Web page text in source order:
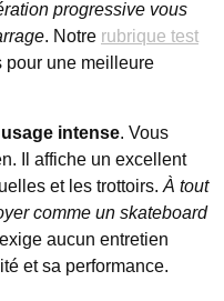
progressive vous
. Notre rubrique test
pour une meilleure
intense. Vous
Il affiche un excellent
et les trottoirs. À tout
comme un skateboard
aucun entretien
et sa performance.